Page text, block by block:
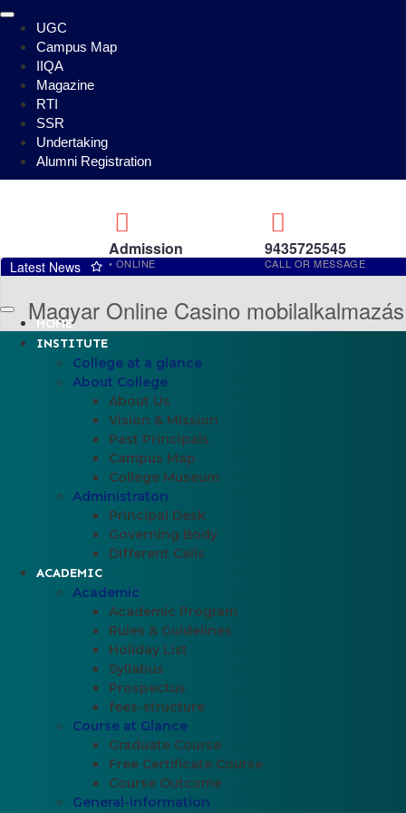
UGC
Campus Map
IIQA
Magazine
RTI
SSR
Undertaking
Alumni Registration
Admission
• ONLINE
9435725545
CALL OR MESSAGE
Latest News
Magyar Online Casino
Debunking CCTV Rush Hour Game
Test Post Created
A legjobb Magyar Online Casino
Kaasino Jackpots: veilig spelen en
Pin up-də sadəlik və sürət necə üstünlük
HOME
INSTITUTE
College at a glance
About College
About Us
Vision & Mission
Past Principals
Campus Map
College Museum
Administraton
Principal Desk
Governing Body
Different Cells
ACADEMIC
Academic
Academic Program
Rules & Guidelines
Holiday List
Syllabus
Prospectus
fees-structure
Course at Glance
Graduate Course
Free Certificate Course
Course Outcome
General-information